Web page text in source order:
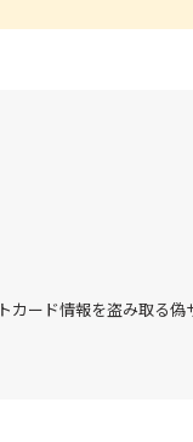
ード情報を盗み取る